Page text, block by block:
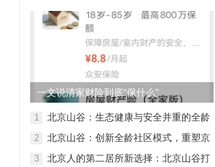
一文说清家财险到底“保什么”
1
北京山谷：生态健康与安全并重的全龄
2
北京山谷：创新全龄社区模式，重塑京
3
北京人的第二居所新选择：北京山谷打